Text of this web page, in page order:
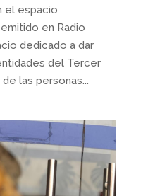
el espacio
en Radio
dedicado a dar
del Tercer
las personas...